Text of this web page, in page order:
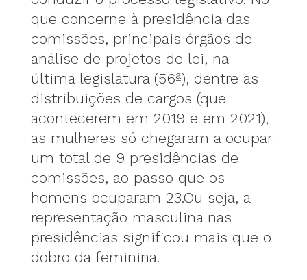
que concerne à presidência das
comissões, principais órgãos de
análise de projetos de lei, na
última legislatura (56ª), dentre as
distribuições de cargos (que
acontecerem em 2019 e em 2021),
as mulheres só chegaram a ocupar
um total de 9 presidências de
comissões, ao passo que os
homens ocuparam 23.Ou seja, a
representação masculina nas
presidências significou mais que o
dobro da feminina.